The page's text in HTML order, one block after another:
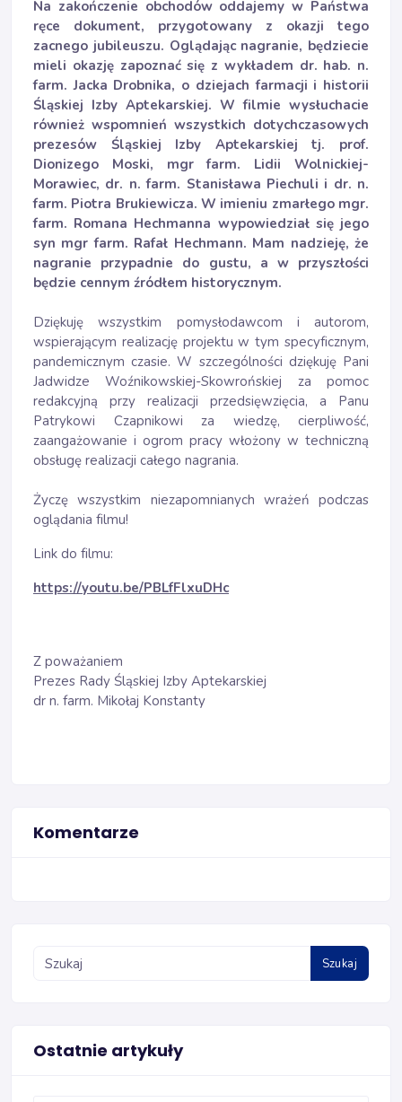
Na zakończenie obchodów oddajemy w Państwa
ręce dokument, przygotowany z okazji tego
zacnego jubileuszu. Oglądając nagranie, będziecie
mieli okazję zapoznać się z wykładem dr. hab. n.
farm. Jacka Drobnika, o dziejach farmacji i historii
Śląskiej Izby Aptekarskiej. W filmie wysłuchacie
również wspomnień wszystkich dotychczasowych
prezesów Śląskiej Izby Aptekarskiej tj. prof.
Dionizego Moski, mgr farm. Lidii Wolnickiej-
Morawiec, dr. n. farm. Stanisława Piechuli i dr. n.
farm. Piotra Brukiewicza. W imieniu zmarłego mgr.
farm. Romana Hechmanna wypowiedział się jego
syn mgr farm. Rafał Hechmann. Mam nadzieję, że
nagranie przypadnie do gustu, a w przyszłości
będzie cennym źródłem historycznym.
Dziękuję wszystkim pomysłodawcom i autorom,
wspierającym realizację projektu w tym specyficznym,
pandemicznym czasie. W szczególności dziękuję Pani
Jadwidze Woźnikowskiej-Skowrońskiej za pomoc
redakcyjną przy realizacji przedsięwzięcia, a Panu
Patrykowi Czapnikowi za wiedzę, cierpliwość,
zaangażowanie i ogrom pracy włożony w techniczną
obsługę realizacji całego nagrania.
Życzę wszystkim niezapomnianych wrażeń podczas
oglądania filmu!
Link do filmu:
https://youtu.be/PBLfFlxuDHc
Z poważaniem
Prezes Rady Śląskiej Izby Aptekarskiej
dr n. farm. Mikołaj Konstanty
Komentarze
Szukaj
Ostatnie artykuły